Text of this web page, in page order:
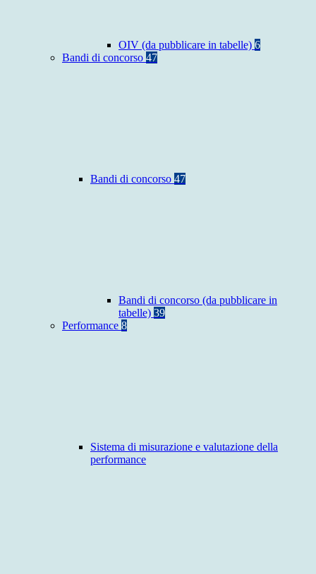
OIV (da pubblicare in tabelle) 6
Bandi di concorso 47
Bandi di concorso 47
Bandi di concorso (da pubblicare in
tabelle) 39
Performance 8
Sistema di misurazione e valutazione della
performance